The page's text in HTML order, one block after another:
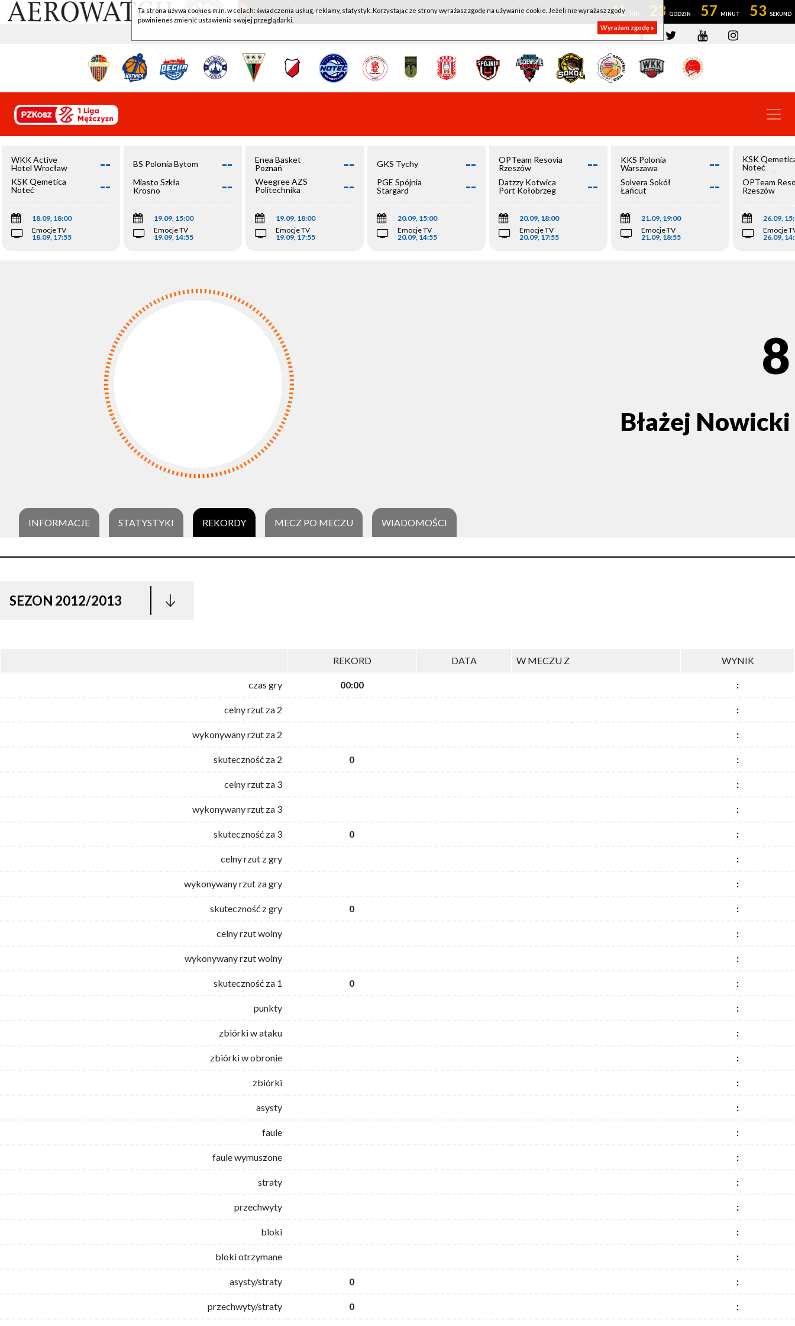
WKK ACTIVE HOTEL WROCŁAW - KSK QEMETICA NOTEĆ INOWROCŁAW 41 23 57 52
WKK Active
Hotel Wrocław
--
KSK Qemetica
Noteć
Inowrocław
--
18.09, 18:00
Emocje TV
18.09, 17:55
BS Polonia Bytom --
Miasto Szkła
Krosno
--
19.09, 15:00
Emocje TV
19.09, 14:55
Enea Basket
Poznań
--
Weegree AZS
Politechnika
--
19.09, 18:00
Emocje TV
19.09, 17:55
GKS Tychy --
PGE Spójnia
Stargard
--
20.09, 15:00
Emocje TV
20.09, 14:55
OPTeam Resovia
Rzeszów
--
Datzzy Kotwica
Port Kołobrzeg
--
20.09, 18:00
Emocje TV
20.09, 17:55
KKS Polonia
Warszawa
--
Solvera Sokół
Łańcut
--
21.09, 19:00
Emocje TV
21.09, 18:55
KSK
Noteć
Inowrocław
OPTeam
Rzeszów
26.09,
Emocje
26.09,
8
Błażej Nowicki
INFORMACJE STATYSTYKI REKORDY MECZ PO MECZU WIADOMOŚCI
SEZON 2012/2013
REKORD DATA W MECZU Z WYNIK
czas gry 00:00 :
celny rzut za 2 :
wykonywany rzut za 2 :
skuteczność za 2 0 :
celny rzut za 3 :
wykonywany rzut za 3 :
skuteczność za 3 0 :
celny rzut z gry :
wykonywany rzut za gry :
skuteczność z gry 0 :
celny rzut wolny :
wykonywany rzut wolny :
skuteczność za 1 0 :
punkty :
zbiórki w ataku :
zbiórki w obronie :
zbiórki :
asysty :
faule :
faule wymuszone :
straty :
przechwyty :
bloki :
bloki otrzymane :
asysty/straty 0 :
przechwyty/straty 0 :
Ta strona używa cookies m.in. w celach: świadczenia usług, reklamy, statystyk. Korzystając ze strony wyrażasz zgodę na używanie cookie. Jeżeli nie wyrażasz zgody
powinieneś zmienić ustawienia swojej przeglądarki.
Wyrażam zgodę »